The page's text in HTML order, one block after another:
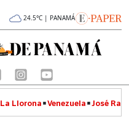
24.5°C | PANAMÁ
La Llorona Venezuela José